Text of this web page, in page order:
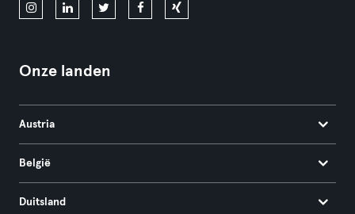
Onze landen
Austria
België
Duitsland